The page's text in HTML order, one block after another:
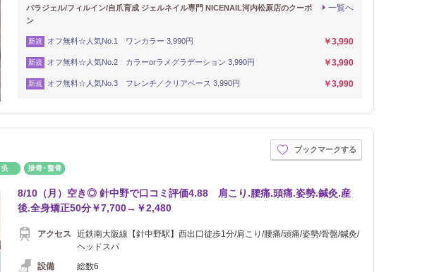
一覧へ
パラジェル/フィルイン/自爪育成 ジェルネイル専門 NICENAIL河内松原店のクーポ
ン
新規 オフ無料☆人気No.1 ワンカラー 3,990円 ￥3,990
新規 オフ無料☆人気No.2 カラーorラメグラデーション 3,990円 ￥3,990
新規 オフ無料☆人気No.3 フレンチ／クリアベース 3,990円 ￥3,990
鍼灸
ブックマークする
8/10（月）空き◎ 針中野で口コミ評価4.88 肩こり.腰痛.頭痛.姿勢.鍼灸.産
後.全身矯正50分￥7,700→￥2,480
アクセス
近鉄南大阪線【針中野駅】西出口徒歩1分/肩こり/腰痛/頭痛/姿勢/骨盤/鍼灸/
ヘッドスパ
設備
総数6